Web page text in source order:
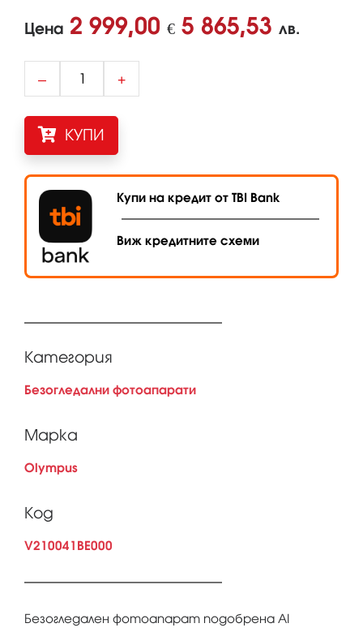
Цена 2 999,00 € 5 865,53 лв.
– +
КУПИ
Купи на кредит от TBI Bank
Виж кредитните схеми
Категория
Безогледални фотоапарати
Марка
Olympus
Код
V210041BE000
Безогледален фотоапарат подобрена AI